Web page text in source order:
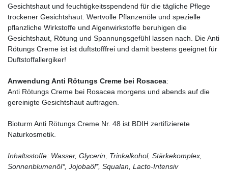
Gesichtshaut und feuchtigkeitsspendend für die tägliche Pflege
trockener Gesichtshaut. Wertvolle Pflanzenöle und spezielle
pflanzliche Wirkstoffe und Algenwirkstoffe beruhigen die
Gesichtshaut, Rötung und Spannungsgefühl lassen nach. Die Anti
Rötungs Creme ist ist duftstofffrei und damit bestens geeignet für
Duftstoffallergiker!
Anwendung Anti Rötungs Creme bei Rosacea:
Anti Rötungs Creme bei Rosacea morgens und abends auf die
gereinigte Gesichtshaut auftragen.
Bioturm Anti Rötungs Creme Nr. 48 ist BDIH zertifizierete
Naturkosmetik.
Inhaltsstoffe: Wasser, Glycerin, Trinkalkohol, Stärkekomplex,
Sonnenblumenöl*, Jojobaöl*, Squalan, Lacto-Intensiv